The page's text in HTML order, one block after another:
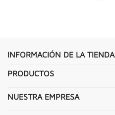
INFORMACIÓN DE LA TIENDA
PRODUCTOS
NUESTRA EMPRESA